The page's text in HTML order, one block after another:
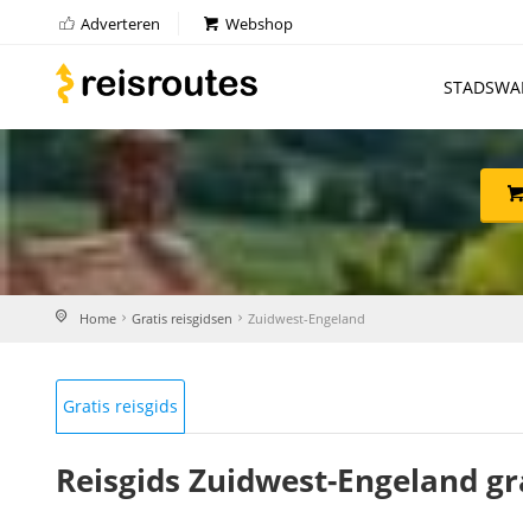
Adverteren Webshop
Home Gratis reisgidsen Zuidwest-Engeland
Gratis reisgids
Reisgids Zuidwest-Engeland